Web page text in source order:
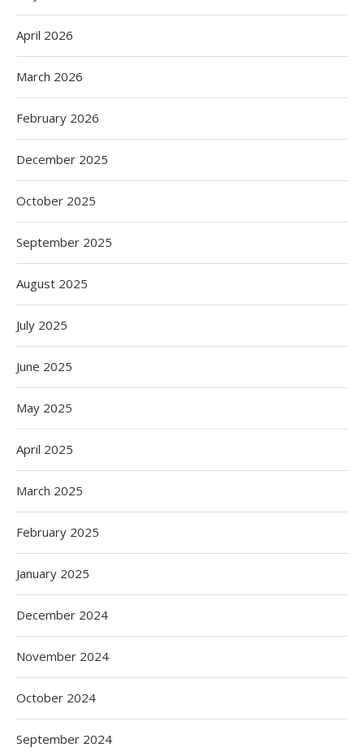
April 2026
March 2026
February 2026
December 2025
October 2025
September 2025
August 2025
July 2025
June 2025
May 2025
April 2025
March 2025
February 2025
January 2025
December 2024
November 2024
October 2024
September 2024